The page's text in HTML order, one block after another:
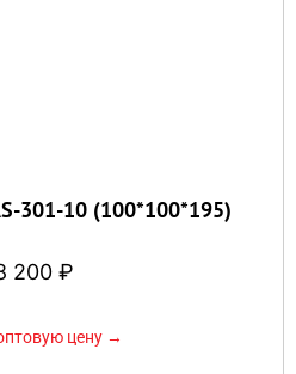
301-10 (100*100*195)
200 ₽
цену →